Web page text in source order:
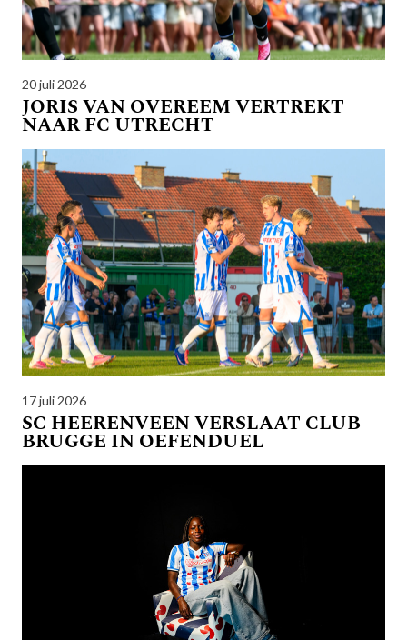
20 juli 2026
JORIS VAN OVEREEM VERTREKT
NAAR FC UTRECHT
17 juli 2026
SC HEERENVEEN VERSLAAT CLUB
BRUGGE IN OEFENDUEL